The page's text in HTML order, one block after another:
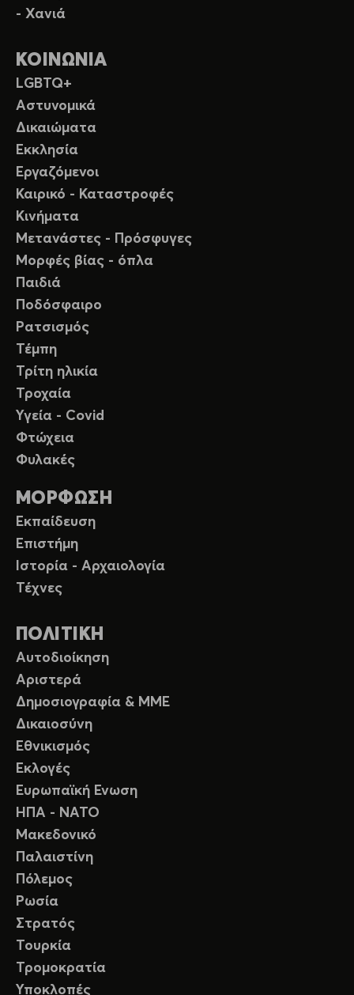
- Χανιά
ΚΟΙΝΩΝΙΑ
LGBTQ+
Αστυνομικά
Δικαιώματα
Εκκλησία
Εργαζόμενοι
Καιρικό - Καταστροφές
Κινήματα
Μετανάστες - Πρόσφυγες
Μορφές βίας - όπλα
Παιδιά
Ποδόσφαιρο
Ρατσισμός
Τέμπη
Τρίτη ηλικία
Τροχαία
Υγεία - Covid
Φτώχεια
Φυλακές
ΜΟΡΦΩΣΗ
Εκπαίδευση
Επιστήμη
Ιστορία - Αρχαιολογία
Τέχνες
ΠΟΛΙΤΙΚΗ
Αυτοδιοίκηση
Αριστερά
Δημοσιογραφία & ΜΜΕ
Δικαιοσύνη
Εθνικισμός
Εκλογές
Ευρωπαϊκή Ενωση
ΗΠΑ - ΝΑΤΟ
Μακεδονικό
Παλαιστίνη
Πόλεμος
Ρωσία
Στρατός
Τουρκία
Τρομοκρατία
Υποκλοπές